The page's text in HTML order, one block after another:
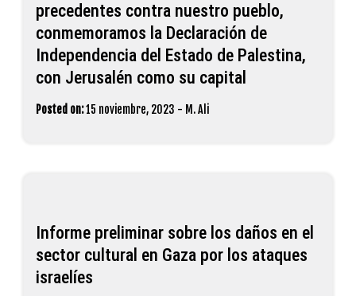
precedentes contra nuestro pueblo,
conmemoramos la Declaración de
Independencia del Estado de Palestina,
con Jerusalén como su capital
Posted on:15 noviembre, 2023 - M. Ali
Informe preliminar sobre los daños en el
sector cultural en Gaza por los ataques
israelíes